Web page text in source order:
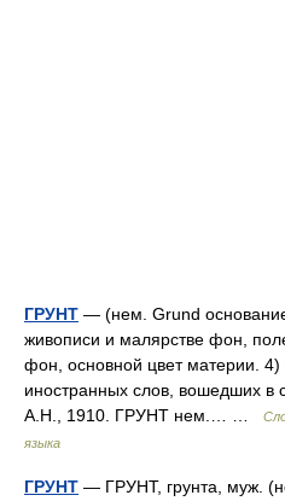
ГРУНТ — (нем. Grund
живописи и малярстве фон,
фон, основной цвет материи.
иностранных слов, вошедших в
А.Н., 1910. ГРУНТ нем.… …
языка
ГРУНТ — ГРУНТ, грунта, муж.